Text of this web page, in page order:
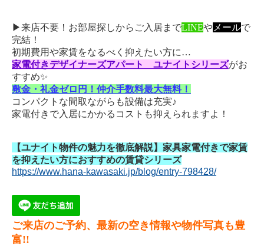
▶来店不要！お部屋探しからご入居までLINEや メールで
完結！
初期費用や家賃をなるべく抑えたい方に…
家電付きデザイナーズアパート ユナイトシリーズがお
すすめ✨
敷金・礼金ゼロ円！仲介手数料最大無料！
コンパクトな間取ながらも設備は充実♪
家電付きで入居にかかるコストも抑えられますよ！
【ユナイト物件の魅力を徹底解説】家具家電付きで家賃
を抑えたい方におすすめの賃貸シリーズ
https://www.hana-kawasaki.jp/blog/entry-798428/
ご来店のご予約、最新の空き情報や物件写真も豊
富!!